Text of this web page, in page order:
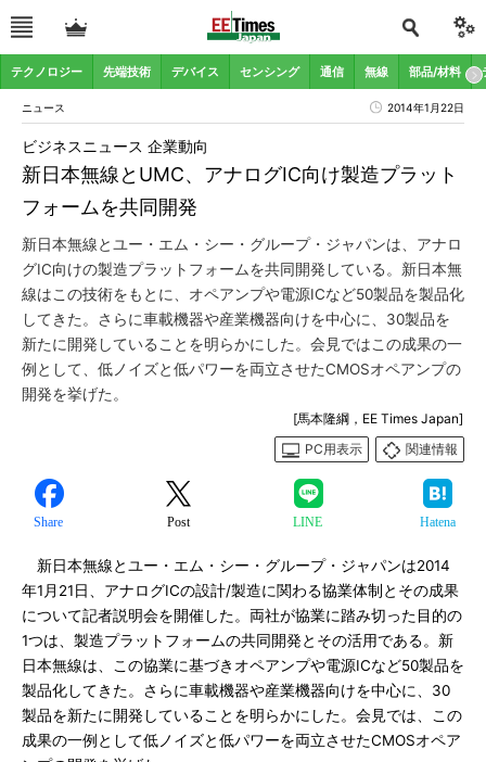
テクノロジー 先端技術 デバイス センシング 通信 無線 部品/材料
ニュース 2014年1月22日
新日本無線とUMC、アナログIC向け製造プラット
フォームを共同開発
ビジネスニュース 企業動向
新日本無線とユー・エム・シー・グループ・ジャパンは、アナロ
グIC向けの製造プラットフォームを共同開発している。新日本無
線はこの技術をもとに、オペアンプや電源ICなど50製品を製品化
してきた。さらに車載機器や産業機器向けを中心に、30製品を
新たに開発していることを明らかにした。会見ではこの成果の一
例として、低ノイズと低パワーを両立させたCMOSオペアンプの
開発を挙げた。
[馬本隆綱，EE Times Japan]
PC用表示
関連情報
Share Post LINE Hatena
新日本無線とユー・エム・シー・グループ・ジャパンは2014
年1月21日、アナログICの設計/製造に関わる協業体制とその成果
について記者説明会を開催した。両社が協業に踏み切った目的の
1つは、製造プラットフォームの共同開発とその活用である。新
日本無線は、この協業に基づきオペアンプや電源ICなど50製品を
製品化してきた。さらに車載機器や産業機器向けを中心に、30
製品を新たに開発していることを明らかにした。会見では、この
成果の一例として低ノイズと低パワーを両立させたCMOSオペア